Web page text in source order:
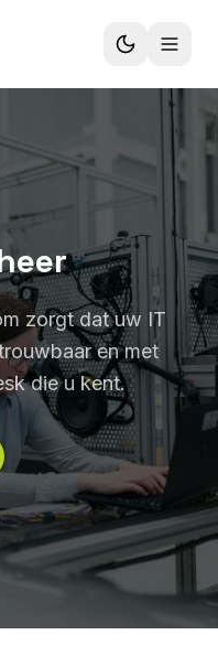
zorgt dat uw IT
en met
die u kent.